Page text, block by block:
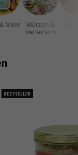
Meer
Würzen &
Verfeinern
BESTSELLER